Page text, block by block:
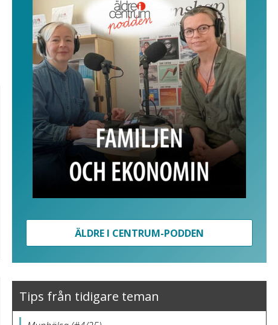
ÄLDRE I CENTRUM-PODDEN
Tips från tidigare teman